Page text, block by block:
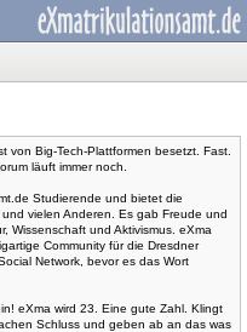
von Big-Tech-Plattformen besetzt. Fast.
läuft immer noch.
Studierende und bietet die
vielen Anderen. Es gab Freude und
Wissenschaft und Aktivismus. eXma
Community für die Dresdner
Network, bevor es das Wort
eXma wird 23. Eine gute Zahl. Klingt
Schluss und geben ab an das was